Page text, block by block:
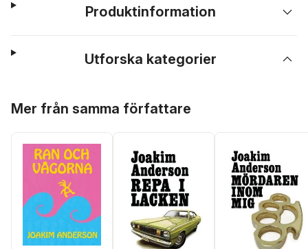
Produktinformation
Utforska kategorier
Mer från samma författare